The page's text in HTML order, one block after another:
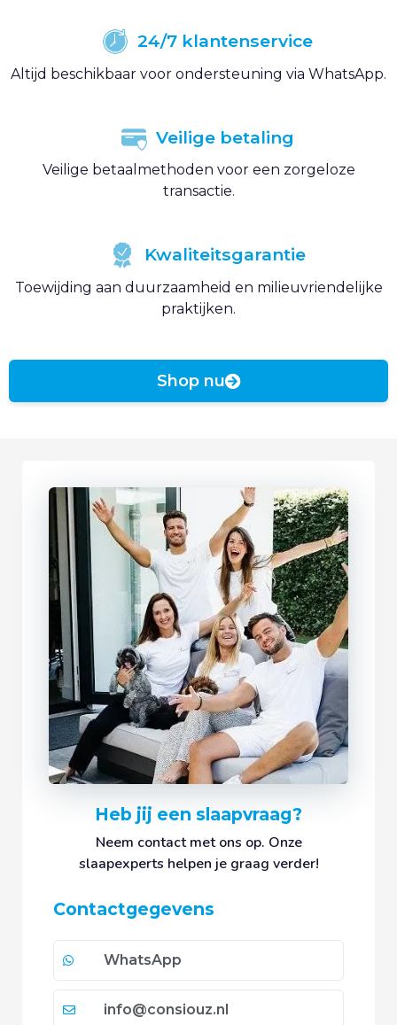
24/7 klantenservice
Altijd beschikbaar voor ondersteuning via WhatsApp.
Veilige betaling
Veilige betaalmethoden voor een zorgeloze
transactie.
Kwaliteitsgarantie
Toewijding aan duurzaamheid en milieuvriendelijke
praktijken.
Shop nu
Heb jij een slaapvraag?
Neem contact met ons op. Onze
slaapexperts helpen je graag verder!
Contactgegevens
WhatsApp
info@consiouz.nl